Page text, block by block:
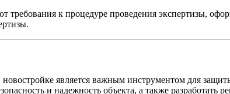
требования к процедуре проведения экспертизы,
является важным инструментом для
и надежность объекта, а также